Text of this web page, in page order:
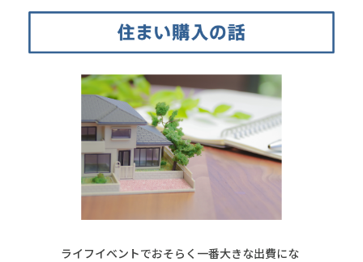
ライフイベントでおそらく一番大きな出費にな